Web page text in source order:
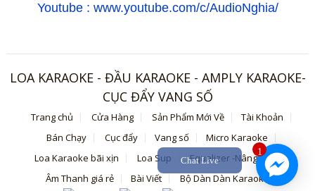
1
Chat Live
Youtube : www.youtube.com/c/AudioNghia/
LOA KARAOKE - ĐẦU KARAOKE - AMPLY KARAOKE-
CỤC ĐẨY VANG SỐ
Trang chủ Cửa Hàng Sản Phẩm Mới Về
Tài Khoản
Bán Chạy
Cục đẩy Vang số
Micro Karaoke
Loa Karaoke bãi xịn
Loa Sup
Equalizer -Nâng tiếng
Âm Thanh giá rẻ
Bài Viết Bộ Dàn Dàn Karaoke